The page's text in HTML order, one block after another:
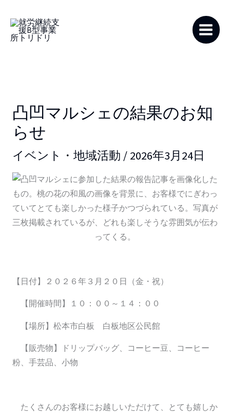
凸凹マルシェの結果のお知
らせ
イベント・地域活動 / 2026年3月24日
【日付】２０２６年３月２０日（金・祝）
【開催時間】１０：００～１４：００
【場所】松本市白板 白板地区公民館
【販売物】ドリップバッグ、コーヒー豆、コーヒー
粉、手芸品、小物
たくさんのお客様にお越しいただけて、とても嬉しか